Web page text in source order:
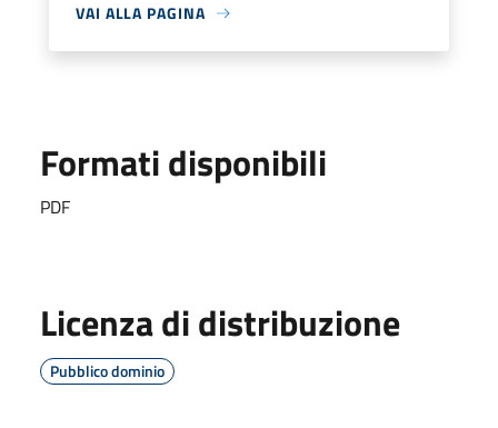
VAI ALLA PAGINA
Formati disponibili
PDF
Licenza di distribuzione
Pubblico dominio